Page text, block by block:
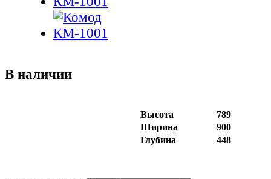
В наличии
Высота
789
Ширина
900
Глубина
448